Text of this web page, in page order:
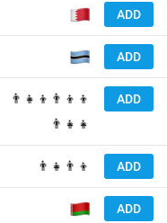
ADD
ADD
ADD
👨‍👧‍👦👨‍👦‍👦
👨‍👧‍👧
ADD
👨‍👧👨‍👦
ADD